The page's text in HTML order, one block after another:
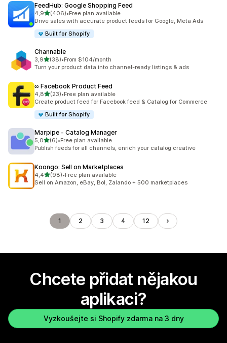
FeedHub: Google Shopping Feed
4,9z 5 hvězd
(406)
Celkový počet recenzí: 406
•Free plan available
Drive sales with accurate product feeds for Google, Meta Ads
Built for Shopify
Channable
3,9z 5 hvězd
(38)
Celkový počet recenzí: 38
•From $104/month
Turn your product data into channel-ready listings & ads
∞ Facebook Product Feed
4,8z 5 hvězd
(23)
Celkový počet recenzí: 23
•Free plan available
Create product feed for Facebook feed & Catalog for Commerce
Built for Shopify
Marpipe ‑ Catalog Manager
5,0z 5 hvězd
(6)
Celkový počet recenzí: 6
•Free plan available
Publish feeds for all channels, enrich your catalog creative
Koongo: Sell on Marketplaces
4,4z 5 hvězd
(98)
Celkový počet recenzí: 98
•Free plan available
Sell on Amazon, eBay, Bol, Zalando + 500 marketplaces
1 2 3 4 12
Chcete přidat nějakou
aplikaci?
Vyzkoušejte si Shopify zdarma na 3 dny